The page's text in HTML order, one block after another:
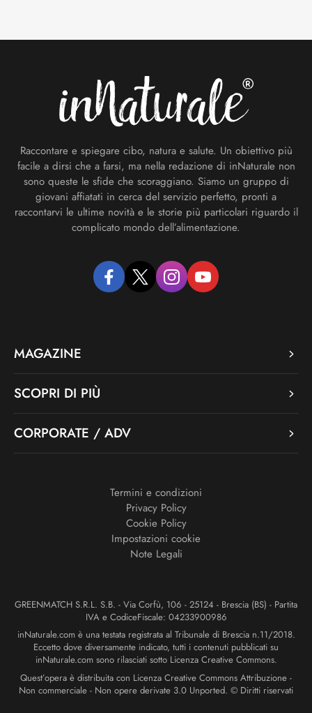
Raccontare e spiegare cibo, natura e salute. Un obiettivo più
facile a dirsi che a farsi, ma nella redazione di inNaturale non
sono queste le sfide che scoraggiano. Siamo un gruppo di
giovani affiatati in cerca del servizio perfetto, pronti a
raccontarvi le ultime novità e le storie più particolari riguardo il
complicato mondo dell’alimentazione.
facebooktwitter instagramyoutube
MAGAZINE
SCOPRI DI PIÙ
CORPORATE / ADV
Termini e condizioni
Privacy Policy
Cookie Policy
Impostazioni cookie
Note Legali
GREENMATCH S.R.L. S.B. - Via Corfù, 106 - 25124 - Brescia (BS) - Partita
IVA e CodiceFiscale: 04233900986
inNaturale.com è una testata registrata al Tribunale di Brescia n.11/2018.
Eccetto dove diversamente indicato, tutti i contenuti pubblicati su
inNaturale.com sono rilasciati sotto Licenza Creative Commons.
Quest’opera è distribuita con Licenza Creative Commons Attribuzione -
Non commerciale - Non opere derivate 3.0 Unported. © Diritti riservati